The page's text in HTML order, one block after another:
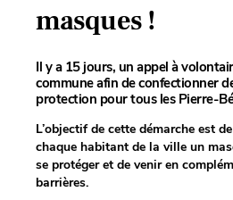
masques !
Il y a 15 jours, un appel à
commune afin de confectionner
protection pour tous les Pierre-
L’objectif de cette démarche est
chaque habitant de la ville un
se protéger et de venir en
barrières.